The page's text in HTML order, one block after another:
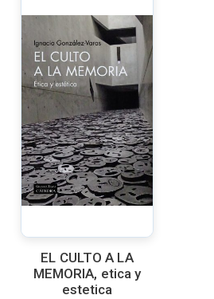
EL CULTO A LA
MEMORIA, etica y
estetica